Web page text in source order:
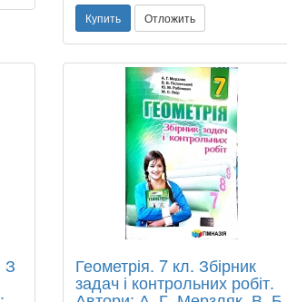
Купить Отложить
З Геометрія. 7 кл. Збірник
задач і контрольних робіт.